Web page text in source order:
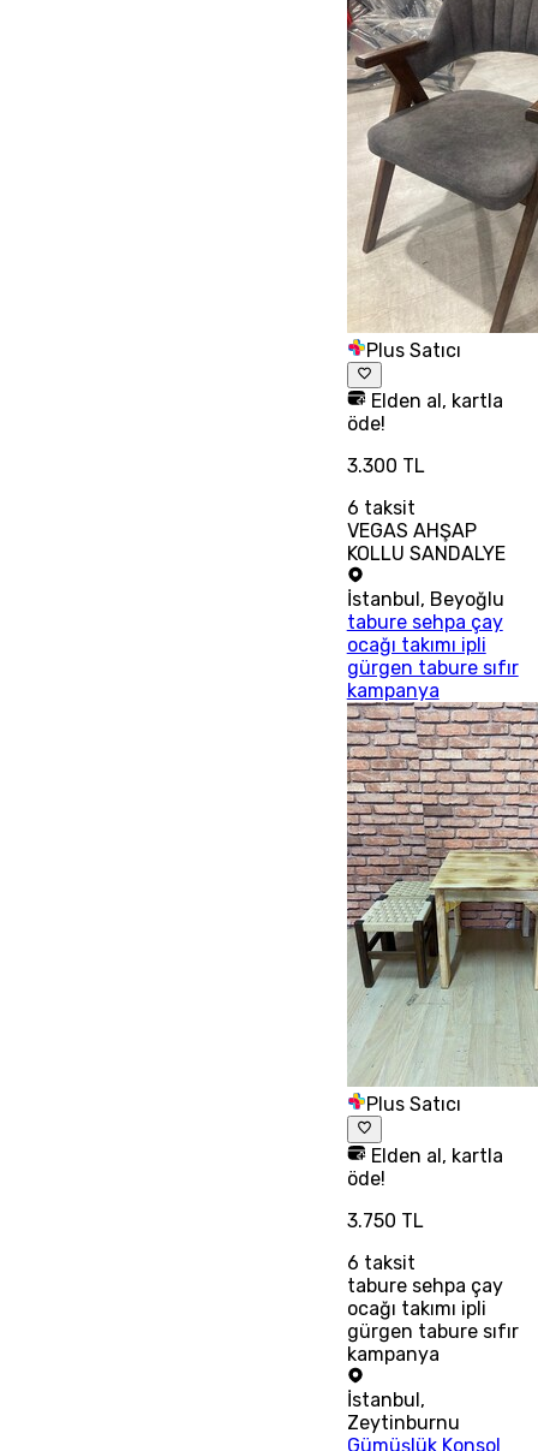
Plus Satıcı
Elden al, kartla
öde!
3.300 TL
6 taksit
VEGAS AHŞAP
KOLLU SANDALYE
İstanbul , Beyoğlu
tabure sehpa çay
ocağı takımı ipli
gürgen tabure sıfır
kampanya
Plus Satıcı
Elden al, kartla
öde!
3.750 TL
6 taksit
tabure sehpa çay
ocağı takımı ipli
gürgen tabure sıfır
kampanya
İstanbul,
Zeytinburnu
Gümüşlük Konsol